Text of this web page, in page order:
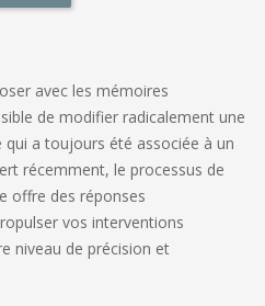
avec les mémoires
de modifier radicalement une
a toujours été associée à un
récemment, le processus de
offre des réponses
vos interventions
niveau de précision et